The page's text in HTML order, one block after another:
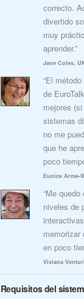
correcto.
divertido
muy
aprender.”
Jane Coles,
“El
de
mejores
sistemas
no me
que he
poco
Eunice Arme-
“Me
niveles de
memorizar
en poco
Viviana
Requisitos del